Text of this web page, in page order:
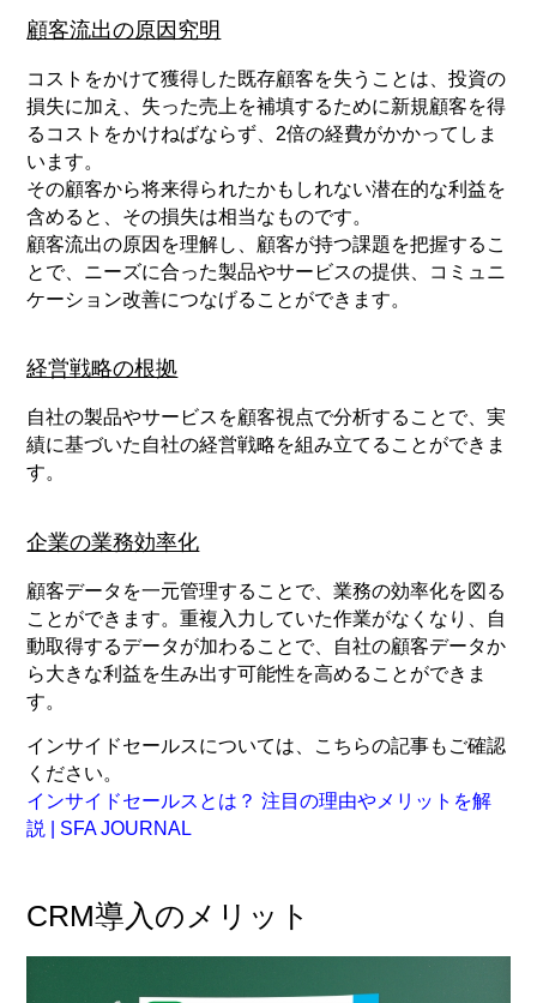
顧客流出の原因究明
コストをかけて獲得した既存顧客を失うことは、投資の
損失に加え、失った売上を補填するために新規顧客を得
るコストをかけねばならず、2倍の経費がかかってしま
います。
その顧客から将来得られたかもしれない潜在的な利益を
含めると、その損失は相当なものです。
顧客流出の原因を理解し、顧客が持つ課題を把握するこ
とで、ニーズに合った製品やサービスの提供、コミュニ
ケーション改善につなげることができます。
経営戦略の根拠
自社の製品やサービスを顧客視点で分析することで、実
績に基づいた自社の経営戦略を組み立てることができま
す。
企業の業務効率化
顧客データを一元管理することで、業務の効率化を図る
ことができます。重複入力していた作業がなくなり、自
動取得するデータが加わることで、自社の顧客データか
ら大きな利益を生み出す可能性を高めることができま
す。
インサイドセールスについては、こちらの記事もご確認
ください。
インサイドセールスとは？ 注目の理由やメリットを解
説 | SFA JOURNAL
CRM導入のメリット